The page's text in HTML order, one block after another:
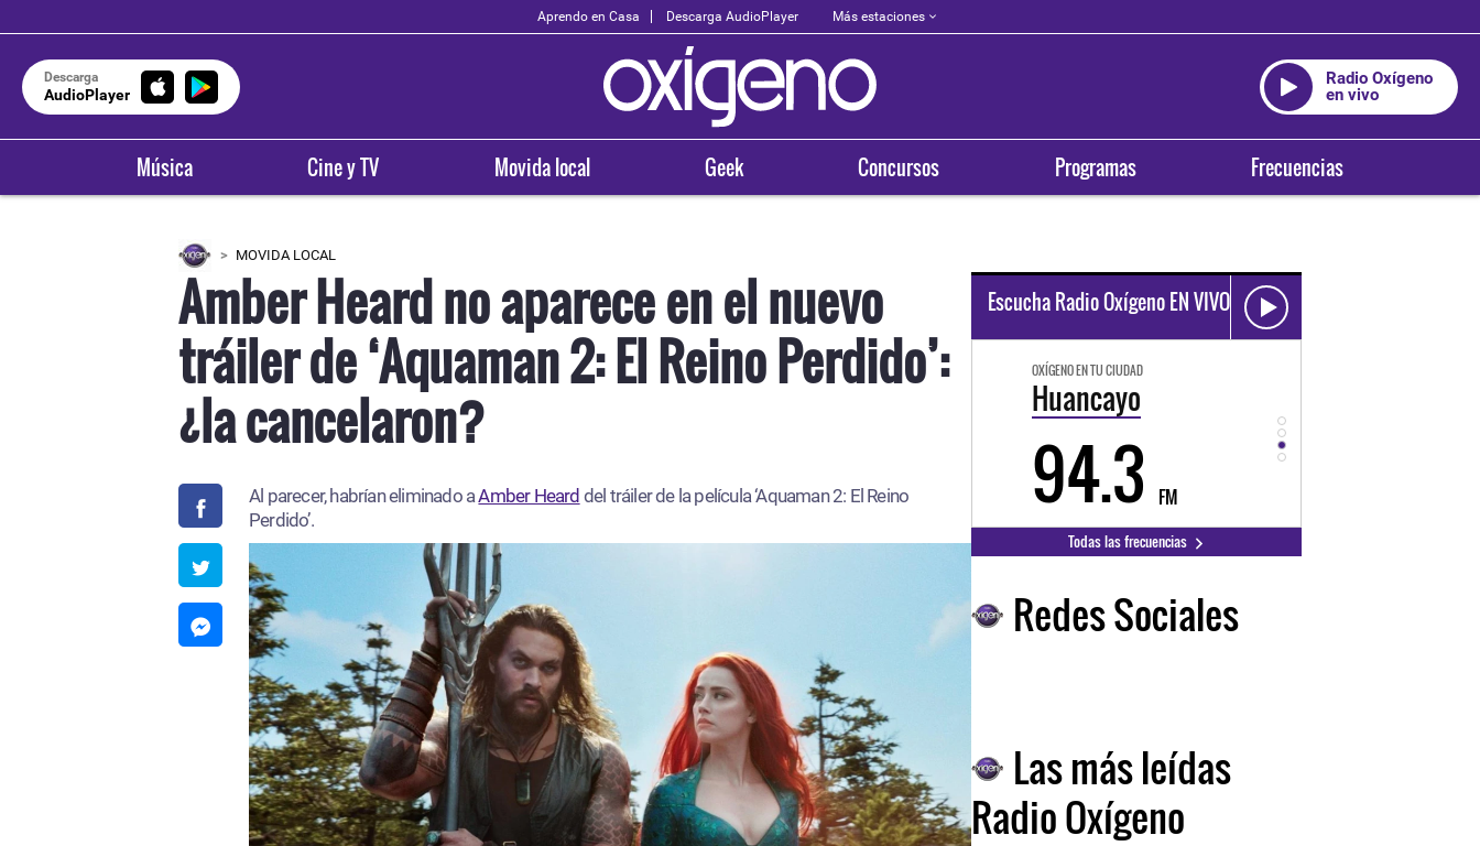
Aprendo en Casa Descarga AudioPlayer Más estaciones
Descarga
AudioPlayer
Radio Oxígeno
en vivo
Música Cine y TV Movida local Geek Concursos Programas Frecuencias
MOVIDA LOCAL
Amber Heard no aparece en el nuevo
tráiler de ‘Aquaman 2: El Reino Perdido’:
¿la cancelaron?
Al parecer, habrían eliminado aAmber Heard del tráiler de la película ‘Aquaman 2: El Reino
Perdido’.
Escucha Radio Oxígeno EN VIVO
OXÍGENO EN TU CIUDAD
Arequipa
93.5 FM
OXÍGENO EN TU CIUDAD
Trujillo
98.3 FM
OXÍGENO EN TU CIUDAD
Huancayo
94.3 FM 89.3
Todas las frecuencias
Redes Sociales
Las más leídas
Radio Oxígeno